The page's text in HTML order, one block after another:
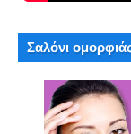
Σαλόνι